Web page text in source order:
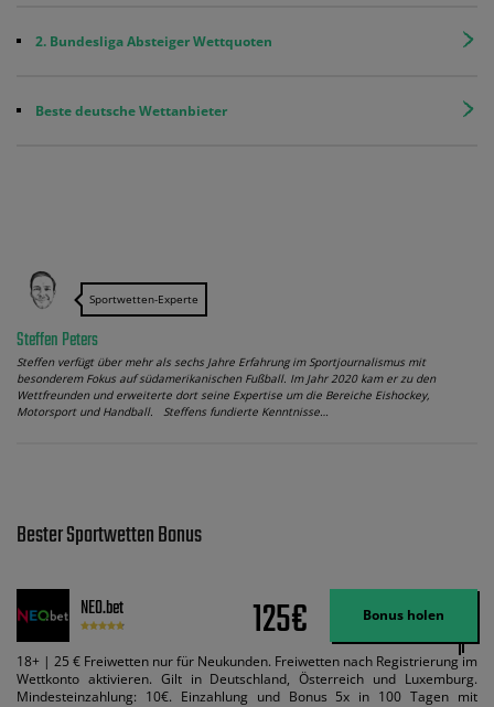
2. Bundesliga Absteiger Wettquoten
Beste deutsche Wettanbieter
Sportwetten-Experte
Steffen Peters
Steffen verfügt über mehr als sechs Jahre Erfahrung im Sportjournalismus mit
besonderem Fokus auf südamerikanischen Fußball. Im Jahr 2020 kam er zu den
Wettfreunden und erweiterte dort seine Expertise um die Bereiche Eishockey,
Motorsport und Handball. Steffens fundierte Kenntnisse…
Bester Sportwetten Bonus
NEO.bet 125€ Bonus holen
18+ | 25 € Freiwetten nur für Neukunden. Freiwetten nach Registrierung im
Wettkonto aktivieren. Gilt in Deutschland, Österreich und Luxemburg.
Mindesteinzahlung: 10€. Einzahlung und Bonus 5x in 100 Tagen mit